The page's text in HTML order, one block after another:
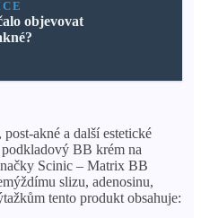
objevovat
akné a další estetické
BB krém na
Scinic – Matrix BB
slizu, adenosinu,
tento produkt obsahuje: